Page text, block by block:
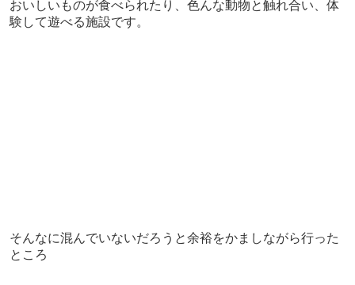
おいしいものが食べられたり、色んな動物と触れ合い、体
験して遊べる施設です。
そんなに混んでいないだろうと余裕をかましながら行った
ところ